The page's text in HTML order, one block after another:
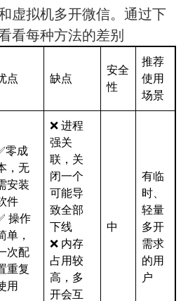
虚拟机多开微信。通过下
看每种方法的差别
点 缺点
安全
性
推荐
使用
场景
零成
，无
安装
件
操作
单，
次配
重复
用
❌ 进程
强关
联，关
闭一个
可能导
致全部
下线
❌ 内存
占用较
高，多
开会互
中
有临
时、
轻量
多开
需求
的用
户